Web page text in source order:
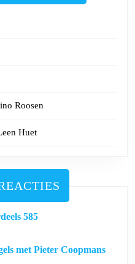
Roosen
Huet
585
met Pieter Coopmans